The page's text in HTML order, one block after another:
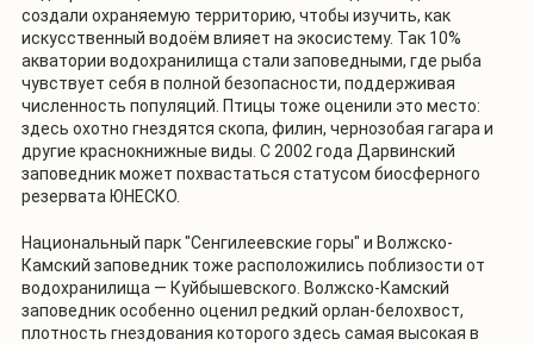
создали охраняемую территорию, чтобы изучить, как
искусственный водоём влияет на экосистему. Так 10%
акватории водохранилища стали заповедными, где рыба
чувствует себя в полной безопасности, поддерживая
численность популяций. Птицы тоже оценили это место:
здесь охотно гнездятся скопа, филин, чернозобая гагара и
другие краснокнижные виды. С 2002 года Дарвинский
заповедник может похвастаться статусом биосферного
резервата ЮНЕСКО.
Национальный парк "Сенгилеевские горы" и Волжско-
Камский заповедник тоже расположились поблизости от
водохранилища — Куйбышевского. Волжско-Камский
заповедник особенно оценил редкий орлан-белохвост,
плотность гнездования которого здесь самая высокая в